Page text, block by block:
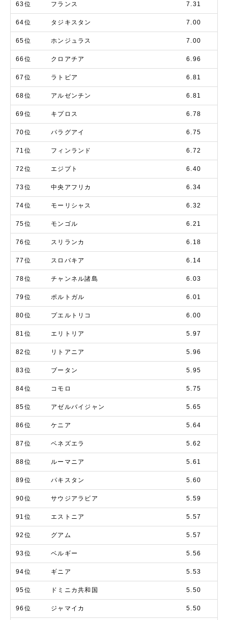
63位 フランス 7.31
64位 タジキスタン 7.00
65位 ホンジュラス 7.00
66位 クロアチア 6.96
67位 ラトビア 6.81
68位 アルゼンチン 6.81
69位 キプロス 6.78
70位 パラグアイ 6.75
71位 フィンランド 6.72
72位 エジプト 6.40
73位 中央アフリカ 6.34
74位 モーリシャス 6.32
75位 モンゴル 6.21
76位 スリランカ 6.18
77位 スロバキア 6.14
78位 チャンネル諸島 6.03
79位 ポルトガル 6.01
80位 プエルトリコ 6.00
81位 エリトリア 5.97
82位 リトアニア 5.96
83位 ブータン 5.95
84位 コモロ 5.75
85位 アゼルバイジャン 5.65
86位 ケニア 5.64
87位 ベネズエラ 5.62
88位 ルーマニア 5.61
89位 パキスタン 5.60
90位 サウジアラビア 5.59
91位 エストニア 5.57
92位 グアム 5.57
93位 ベルギー 5.56
94位 ギニア 5.53
95位 ドミニカ共和国 5.50
96位 ジャマイカ 5.50